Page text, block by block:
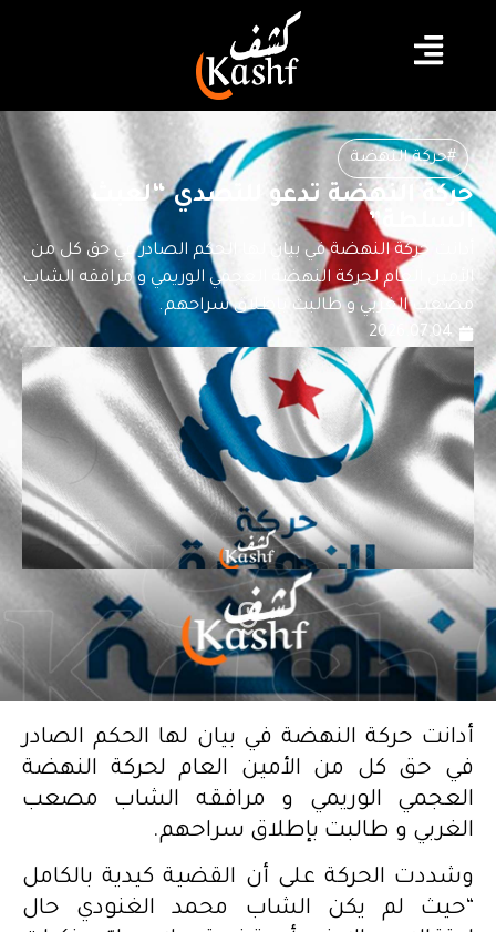
#حركة النهضة
حركة النهضة تدعو للتصدي “لعبث
السلطة”
أدانت حركة النهضة في بيان لها الحكم الصادر في حق كل من
الأمين العام لحركة النهضة العجمي الوريمي و مرافقه الشاب
مصعب الغربي و طالبت بإطلاق سراحهم.
2026.07.04
أدانت حركة النهضة في بيان لها الحكم الصادر
في حق كل من الأمين العام لحركة النهضة
العجمي الوريمي و مرافقه الشاب مصعب
الغربي و طالبت بإطلاق سراحهم.
وشددت الحركة على أن القضية كيدية بالكامل
“حيث لم يكن الشاب محمد الغنودي حال